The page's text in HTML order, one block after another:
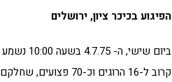
הפיגוע בכיכר ציון, ירושלים
ביום
קרוב ל-16 הרוגים